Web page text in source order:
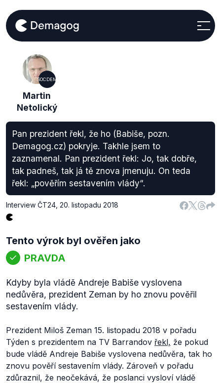
SOCDEM
Martin
Netolický
Pan prezident řekl, že ho (Babiše, pozn.
Demagog.cz) pokryje. Takhle jsem to
zaznamenal. Pan prezident řekl: Jo, tak dobře,
tak padneš, tak já tě znova jmenuju. On teda
řekl: „pověřím sestavením vlády“.
Interview ČT24 20. listopadu 2018
Tento výrok byl ověřen jako
PRAVDA
Kdyby byla vládě Andreje Babiše vyslovena
nedůvěra, prezident Zeman by ho znovu pověřil
sestavením vlády.
Prezident Miloš Zeman 15. listopadu 2018 v pořadu
Týden s prezidentem na TV Barrandov řekl, že pokud
bude vládě Andreje Babiše vyslovena nedůvěra, tak ho
znovu pověří sestavením vlády. Zároveň v pořadu
zdůraznil, že neočekává, že poslanci vysloví vládě